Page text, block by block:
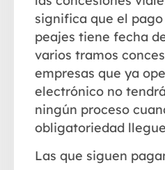
significa que el
peajes tiene fecha
varios tramos
empresas que ya
electrónico no
ningún proceso
obligatoriedad
Las que siguen